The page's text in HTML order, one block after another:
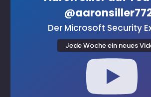
Der Microsoft Security
Jede Woche ein neues